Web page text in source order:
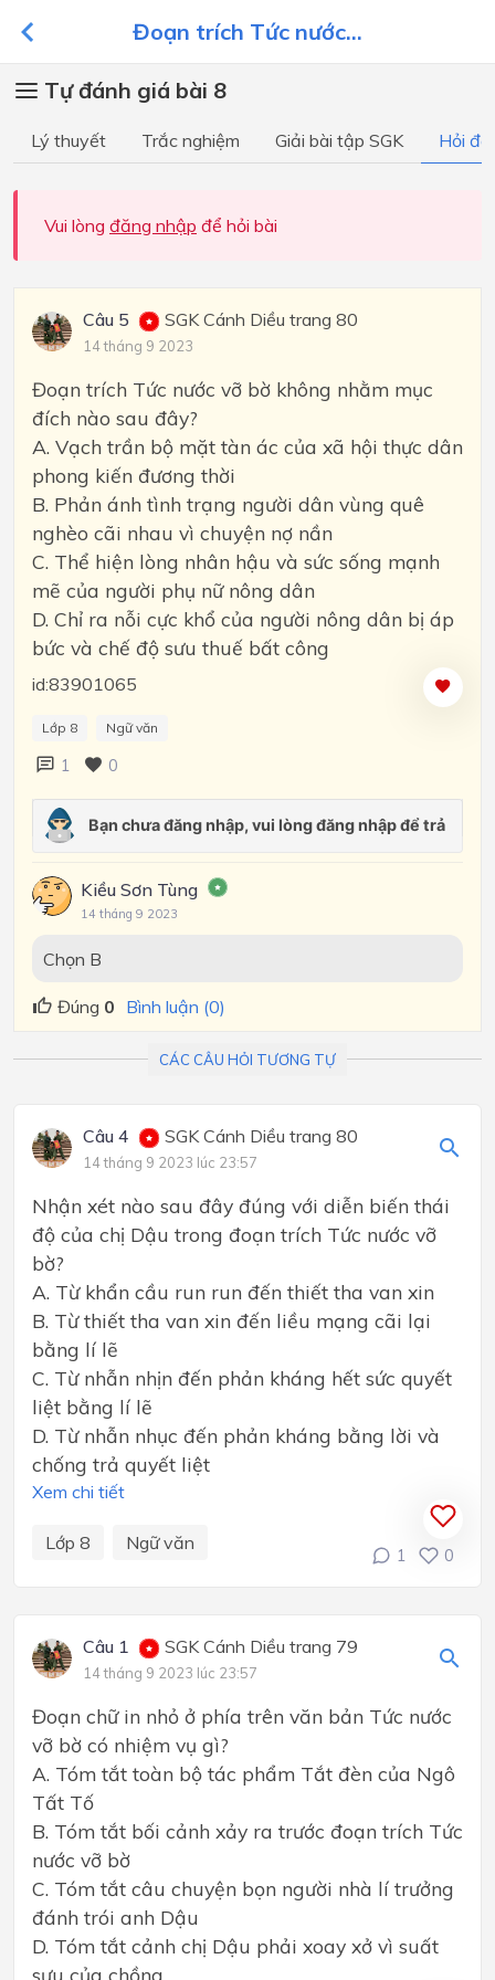
Đoạn trích Tức nước...
Tự đánh giá bài 8
Lý thuyết Trắc nghiệm Giải bài tập SGK Hỏi
Vui lòng đăng nhập để hỏi bài
Câu 5 SGK Cánh Diều trang 80
14 tháng 9 2023
Đoạn trích Tức nước vỡ bờ không nhằm mục
đích nào sau đây?
A. Vạch trần bộ mặt tàn ác của xã hội thực dân
phong kiến đương thời
B. Phản ánh tình trạng người dân vùng quê
nghèo cãi nhau vì chuyện nợ nần
C. Thể hiện lòng nhân hậu và sức sống mạnh
mẽ của người phụ nữ nông dân
D. Chỉ ra nỗi cực khổ của người nông dân bị áp
bức và chế độ sưu thuế bất công
id:83901065
Lớp 8 Ngữ văn
1 0
Kiều Sơn Tùng
14 tháng 9 2023
Chọn B
Đúng 0 Bình luận (0)
CÁC CÂU HỎI TƯƠNG TỰ
Câu 4 SGK Cánh Diều trang 80
14 tháng 9 2023 lúc 23:57
Nhận xét nào sau đây đúng với diễn biến thái
độ của chị Dậu trong đoạn trích Tức nước vỡ
bờ?
A. Từ khẩn cầu run run đến thiết tha van xin
B. Từ thiết tha van xin đến liều mạng cãi lại
bằng lí lẽ
C. Từ nhẫn nhịn đến phản kháng hết sức quyết
liệt bằng lí lẽ
D. Từ nhẫn nhục đến phản kháng bằng lời và
chống trả quyết liệt
Xem chi tiết
Lớp 8 Ngữ văn
1 0
Câu 1 SGK Cánh Diều trang 79
14 tháng 9 2023 lúc 23:57
Đoạn chữ in nhỏ ở phía trên văn bản Tức nước
vỡ bờ có nhiệm vụ gì?
A. Tóm tắt toàn bộ tác phẩm Tắt đèn của Ngô
Tất Tố
B. Tóm tắt bối cảnh xảy ra trước đoạn trích Tức
nước vỡ bờ
C. Tóm tắt câu chuyện bọn người nhà lí trưởng
đánh trói anh Dậu
D. Tóm tắt cảnh chị Dậu phải xoay xở vì suất
sưu của chồng